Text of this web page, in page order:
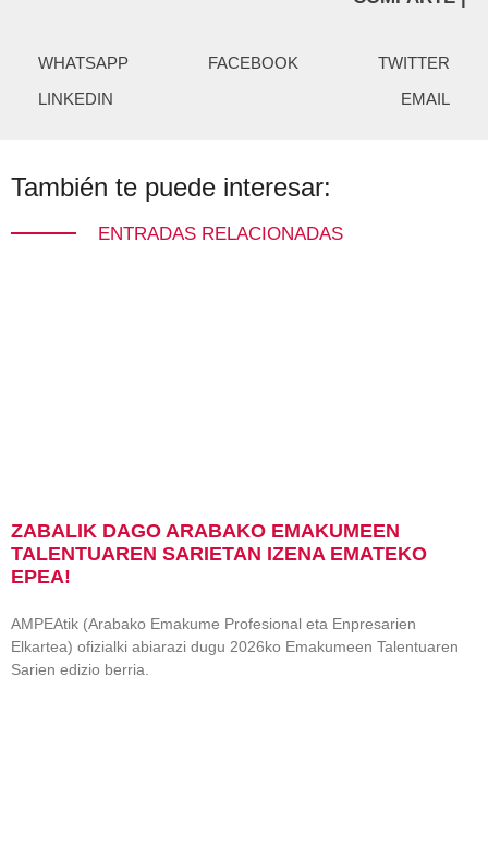
WHATSAPP FACEBOOK
TWITTER
LINKEDIN
EMAIL
También te puede interesar:
ENTRADAS RELACIONADAS
ZABALIK DAGO ARABAKO EMAKUMEEN
TALENTUAREN SARIETAN IZENA EMATEKO
EPEA!
AMPEAtik (Arabako Emakume Profesional eta Enpresarien
Elkartea) ofizialki abiarazi dugu 2026ko Emakumeen Talentuaren
Sarien edizio berria.